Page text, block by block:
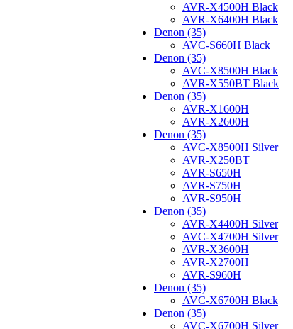
AVR-X4500H Black
AVR-X6400H Black
Denon (35)
AVC-S660H Black
Denon (35)
AVC-X8500H Black
AVR-X550BT Black
Denon (35)
AVR-X1600H
AVR-X2600H
Denon (35)
AVC-X8500H Silver
AVR-X250BT
AVR-S650H
AVR-S750H
AVR-S950H
Denon (35)
AVR-X4400H Silver
AVC-X4700H Silver
AVR-X3600H
AVR-X2700H
AVR-S960H
Denon (35)
AVC-X6700H Black
Denon (35)
AVC-X6700H Silver